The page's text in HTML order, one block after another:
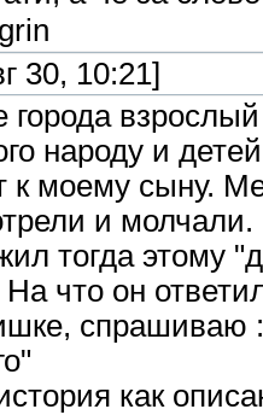
30, 10:21]
города
народу и
к моему сыну.
и молчали.
тогда этому
что он
спрашиваю
как